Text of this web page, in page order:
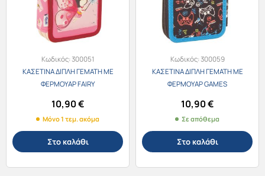
Κωδικός:300051
ΚΑΣΕΤΙΝΑ ΔΙΠΛΗ ΓΕΜΑΤΗ ΜΕ
ΦΕΡΜΟΥΑΡ FAIRY
10,90€
Μόνο 1 τεμ. ακόμα
Στο καλάθι
Κωδικός:300059
ΚΑΣΕΤΙΝΑ ΔΙΠΛΗ ΓΕΜΑΤΗ ΜΕ
ΦΕΡΜΟΥΑΡ GAMES
10,90€
Σε απόθεμα
Στο καλάθι